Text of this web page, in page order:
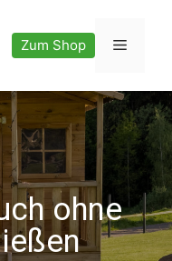
Zum Shop Menü
ohne